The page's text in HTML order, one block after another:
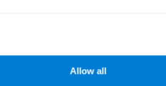
Allow all